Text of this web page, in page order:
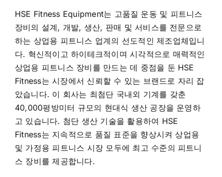
HSE Fitness Equipment는 고품질 운동 및 피트니스
장비의 설계, 개발, 생산, 판매 및 서비스를 전문으로
하는 상업용 피트니스 업계의 선도적인 제조업체입니
다. 혁신적이고 하이테크적이며 시각적으로 매력적인
상업용 피트니스 장비를 만드는 데 중점을 둔 HSE
Fitness는 시장에서 신뢰할 수 있는 브랜드로 자리 잡
았습니다. 이 회사는 최첨단 국내외 기계를 갖춘
40,000평방미터 규모의 현대식 생산 공장을 운영하
고 있습니다. 첨단 생산 기술을 활용하여 HSE
Fitness는 지속적으로 품질 표준을 향상시켜 상업용
및 가정용 피트니스 시장 모두에 최고 수준의 피트니
스 장비를 제공합니다.